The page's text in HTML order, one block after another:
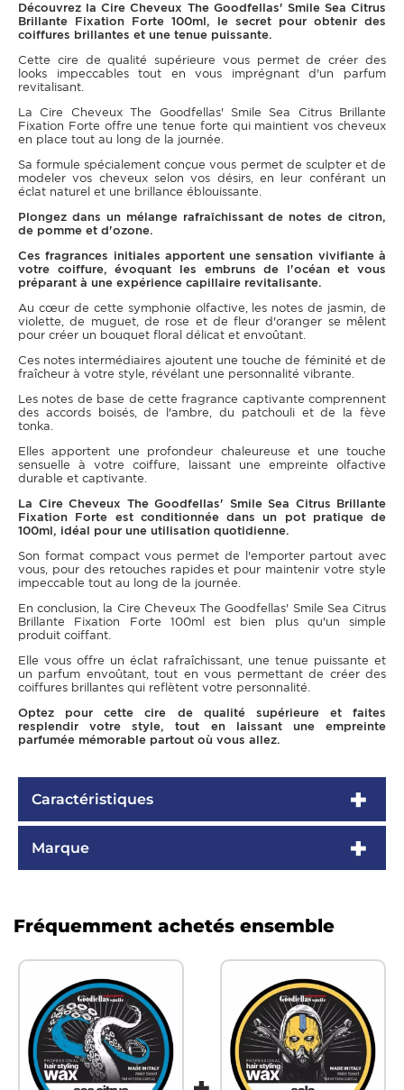
Découvrez la Cire Cheveux The Goodfellas' Smile Sea Citrus
Brillante Fixation Forte 100ml, le secret pour obtenir des
coiffures brillantes et une tenue puissante.
Cette cire de qualité supérieure vous permet de créer des
looks impeccables tout en vous imprégnant d'un parfum
revitalisant.
La Cire Cheveux The Goodfellas' Smile Sea Citrus Brillante
Fixation Forte offre une tenue forte qui maintient vos cheveux
en place tout au long de la journée.
Sa formule spécialement conçue vous permet de sculpter et de
modeler vos cheveux selon vos désirs, en leur conférant un
éclat naturel et une brillance éblouissante.
Plongez dans un mélange rafraîchissant de notes de citron,
de pomme et d'ozone.
Ces fragrances initiales apportent une sensation vivifiante à
votre coiffure, évoquant les embruns de l'océan et vous
préparant à une expérience capillaire revitalisante.
Au cœur de cette symphonie olfactive, les notes de jasmin, de
violette, de muguet, de rose et de fleur d'oranger se mêlent
pour créer un bouquet floral délicat et envoûtant.
Ces notes intermédiaires ajoutent une touche de féminité et de
fraîcheur à votre style, révélant une personnalité vibrante.
Les notes de base de cette fragrance captivante comprennent
des accords boisés, de l'ambre, du patchouli et de la fève
tonka.
Elles apportent une profondeur chaleureuse et une touche
sensuelle à votre coiffure, laissant une empreinte olfactive
durable et captivante.
La Cire Cheveux The Goodfellas' Smile Sea Citrus Brillante
Fixation Forte est conditionnée dans un pot pratique de
100ml, idéal pour une utilisation quotidienne.
Son format compact vous permet de l'emporter partout avec
vous, pour des retouches rapides et pour maintenir votre style
impeccable tout au long de la journée.
En conclusion, la Cire Cheveux The Goodfellas' Smile Sea Citrus
Brillante Fixation Forte 100ml est bien plus qu'un simple
produit coiffant.
Elle vous offre un éclat rafraîchissant, une tenue puissante et
un parfum envoûtant, tout en vous permettant de créer des
coiffures brillantes qui reflètent votre personnalité.
Optez pour cette cire de qualité supérieure et faites
resplendir votre style, tout en laissant une empreinte
parfumée mémorable partout où vous allez.
Caractéristiques
Marque
Fréquemment achetés ensemble